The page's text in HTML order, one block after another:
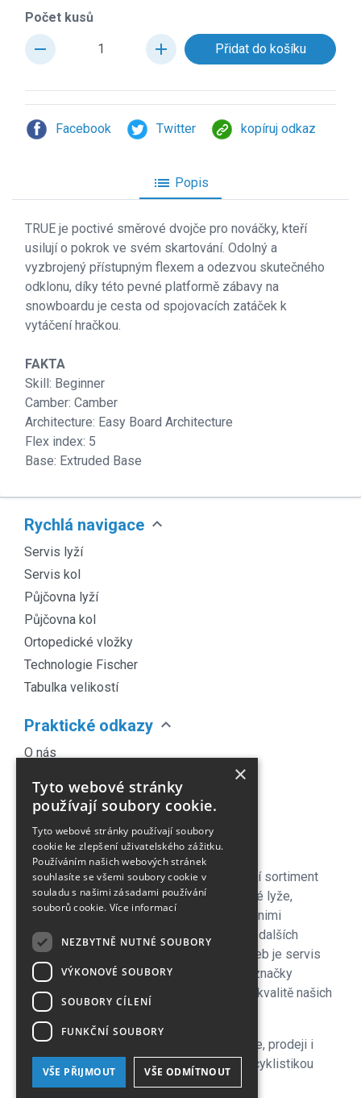
Počet kusů
remove add
Facebook Twitter kopíruj odkaz
list Popis
TRUE je poctivé směrové dvojče pro nováčky, kteří
usilují o pokrok ve svém skartování. Odolný a
vyzbrojený přístupným flexem a odezvou skutečného
odklonu, díky této pevné platformě zábavy na
snowboardu je cesta od spojovacích zatáček k
vytáčení hračkou.
FAKTA
Skill: Beginner
Camber: Camber
Architecture: Easy Board Architecture
Flex index: 5
Base: Extruded Base
Rychlá navigace expand_more
Servis lyží
Servis kol
Půjčovna lyží
Půjčovna kol
Ortopedické vložky
Technologie Fischer
Tabulka velikostí
Praktické odkazy expand_more
O nás
Obchodní podmínky
Kontakt
Pro naše zákazníky je připraven kompletní sortiment
lyžařského vybavení - sjezdové a bežecké lyže,
lyžařské a běžecké boty, snowboardy a s nimi
související vybavení, oblečení a celá řada dalších
doplňků. Důležitou součástí zimních služeb je servis
lyží i snowboardů na špičkových strojích značky
Wintersteiger zkušenými servismeny. Na kvalitě našich
servisů si velmi zakládáme!
V letní sezoně se plně věnujeme cyklistice, prodeji i
servisu kol a nabízíme veškeré služby s cyklistikou
×
Tyto webové stránky
používají soubory cookie.
Tyto webové stránky používají soubory
cookie ke zlepšení uživatelského zážitku.
Používáním našich webových stránek
souhlasíte se všemi soubory cookie v
souladu s našimi zásadami používání
souborů cookie. Více informací
NEZBYTNĚ NUTNÉ SOUBORY
VÝKONOVÉ SOUBORY
SOUBORY CÍLENÍ
FUNKČNÍ SOUBORY
VŠE PŘIJMOUT VŠE ODMÍTNOUT